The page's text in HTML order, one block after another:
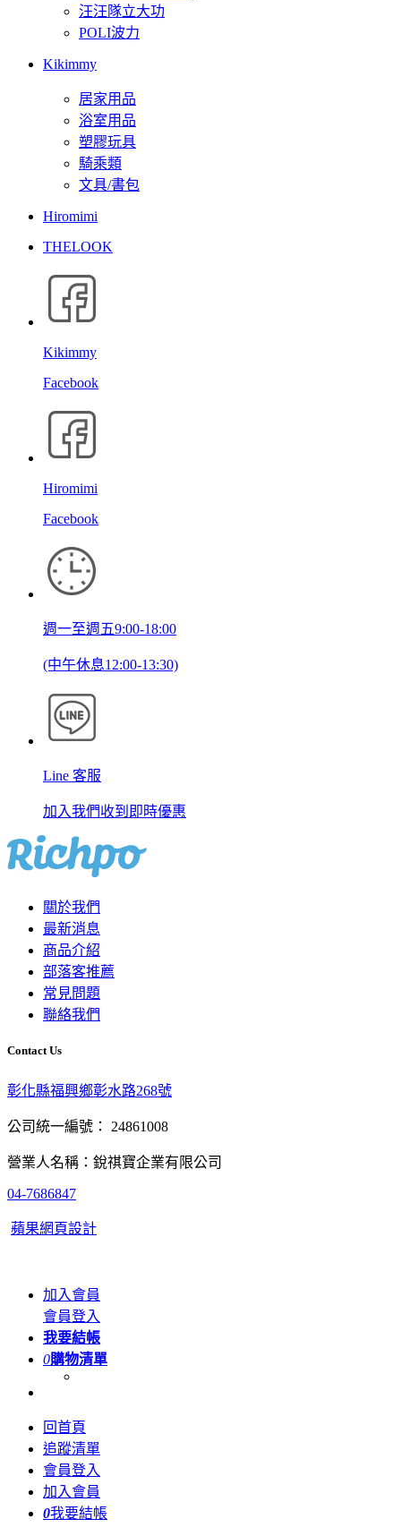
汪汪隊立大功
POLI波力
Kikimmy
居家用品
浴室用品
塑膠玩具
騎乘類
文具/書包
Hiromimi
THELOOK
Kikimmy
Facebook
Hiromimi
Facebook
週一至週五9:00-18:00
(中午休息12:00-13:30)
Line 客服
加入我們收到即時優惠
關於我們
最新消息
商品介紹
部落客推薦
常見問題
聯絡我們
Contact Us
彰化縣福興鄉彰水路268號
公司統一編號： 24861008
營業人名稱：銳祺寶企業有限公司
04-7686847
蘋果網頁設計
加入會員
會員登入
我要結帳
0購物清單
回首頁
追蹤清單
會員登入
加入會員
0我要結帳